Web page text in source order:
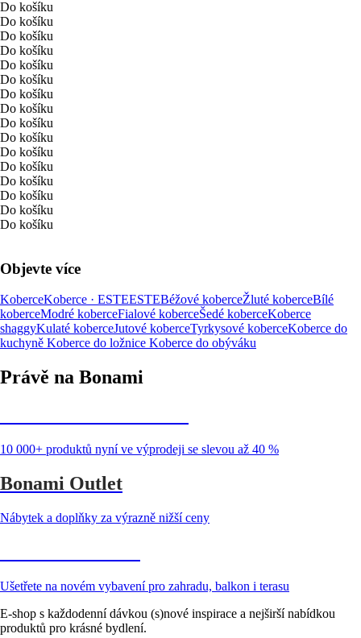
Do košíku
Do košíku
Do košíku
Do košíku
Do košíku
Do košíku
Do košíku
Do košíku
Do košíku
Do košíku
Do košíku
Do košíku
Do košíku
Do košíku
Do košíku
Do košíku
Objevte více
KoberceKoberce · ESTEESTEBéžové koberceŽluté koberceBílé
koberceModré koberceFialové koberceŠedé koberceKoberce
shaggyKulaté koberceJutové koberceTyrkysové koberceKoberce do
kuchyně Koberce do ložnice Koberce do obýváku
Právě na Bonami
10 000+ produktů nyní ve výprodeji se slevou až 40 %
Bonami Outlet
Nábytek a doplňky za výrazně nižší ceny
Ušetřete na novém vybavení pro zahradu, balkon i terasu
E-shop s každodenní dávkou (s)nové inspirace a nejširší nabídkou
produktů pro krásné bydlení.